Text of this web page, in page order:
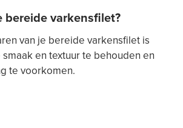
bereide varkensfilet?
van je bereide varkensfilet is
en textuur te behouden en
te voorkomen.